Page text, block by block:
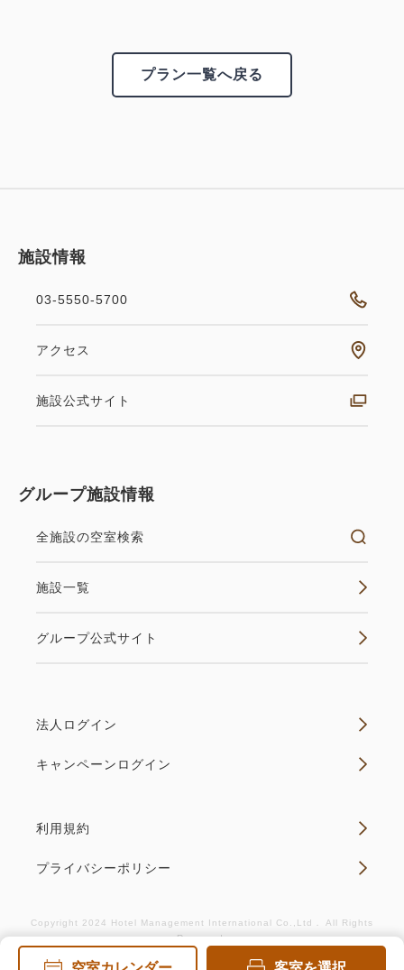
プラン一覧へ戻る
施設情報
03-5550-5700
アクセス
施設公式サイト
グループ施設情報
全施設の空室検索
施設一覧
グループ公式サイト
法人ログイン
キャンペーンログイン
利用規約
プライバシーポリシー
Copyright 2024 Hotel Management International Co.,Ltd． All Rights
Reserved.